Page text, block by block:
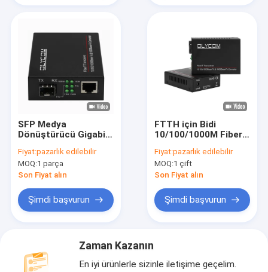
SFP Medya
Dönüştürücü Gigabit
Bakır LFTP
Yönetilmemiş DC5V
Fiyat:pazarlık edilebilir
MOQ:1 parça
Son Fiyat alın
Şimdi başvurun
FTTH için Bidi
10/100/1000M Fiber
SM 60km SC 1310nm
/ 1550nm
Fiyat:pazarlık edilebilir
MOQ:1 çift
Son Fiyat alın
Şimdi başvurun
Zaman Kazanın
En iyi ürünlerle sizinle iletişime geçelim.